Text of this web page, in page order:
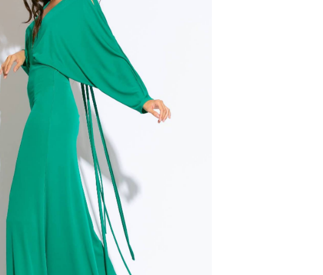
then press enter or Search Button